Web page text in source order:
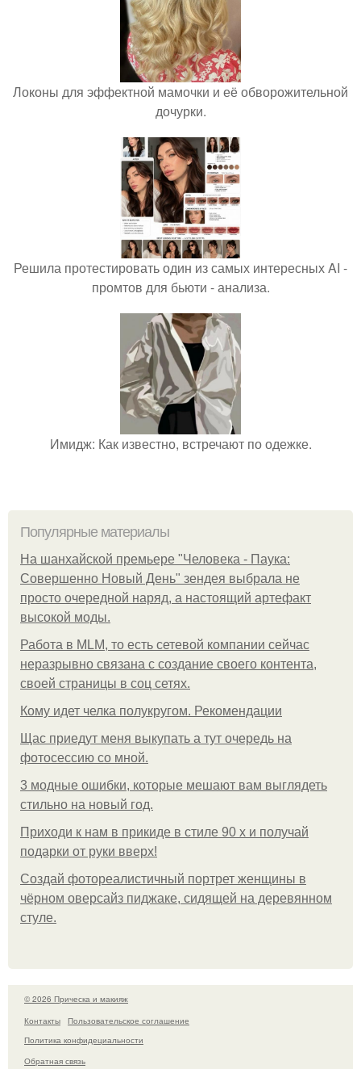
Локоны для эффектной мамочки и её обворожительной
дочурки.
Решила протестировать один из самых интересных AI -
промтов для бьюти - анализа.
Имидж: Как известно, встречают по одежке.
Популярные материалы
На шанхайской премьере "Человека - Паука:
Совершенно Новый День" зендея выбрала не
просто очередной наряд, а настоящий артефакт
высокой моды.
Работа в MLM, то есть сетевой компании сейчас
неразрывно связана с создание своего контента,
своей страницы в соц сетях.
Кому идет челка полукругом. Рекомендации
Щас приедут меня выкупать а тут очередь на
фотосессию со мной.
3 модные ошибки, которые мешают вам выглядеть
стильно на новый год.
Приходи к нам в прикиде в стиле 90 х и получай
подарки от руки вверх!
Создай фотореалистичный портрет женщины в
чёрном оверсайз пиджаке, сидящей на деревянном
стуле.
© 2026 Прическа и макияж
Контакты
Пользовательское соглашение
Политика конфидециальности
Обратная связь